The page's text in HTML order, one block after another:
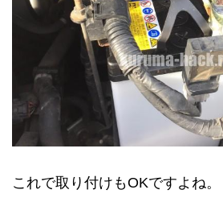
これで取り付けもOKですよね。